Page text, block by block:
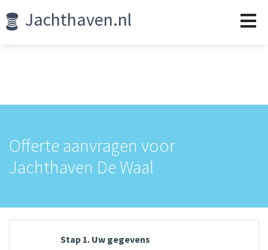
Jachthaven.nl
Offerte aanvragen voor
Jachthaven De Waal
Stap 1. Uw gegevens